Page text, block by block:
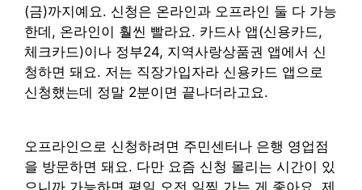
(금)까지예요. 신청은 온라인과 오프라인 둘 다 가능
한데, 온라인이 훨씬 빨라요. 카드사 앱(신용카드,
체크카드)이나 정부24, 지역사랑상품권 앱에서 신
청하면 돼요. 저는 직장가입자라 신용카드 앱으로
신청했는데 정말 2분이면 끝나더라고요.
오프라인으로 신청하려면 주민센터나 은행 영업점
을 방문하면 돼요. 다만 요즘 신청 몰리는 시간이 있
으니까 가능하면 평일 오전 일찍 가는 게 좋아요. 제